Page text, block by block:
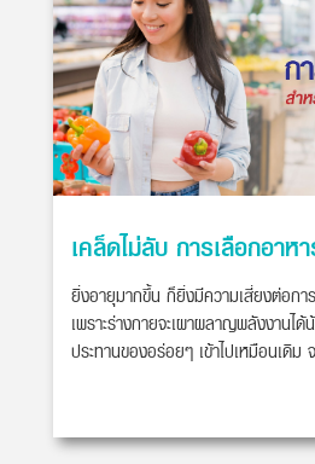
ยิ่งอายุมากขึ้น ก็ยิ่งมีความเสี่ยงต่อกา
เพราะร่างกายจะเผาผลาญพลังงานไ
ประทานของอร่อยๆ เข้าไปเหมือนเดิม